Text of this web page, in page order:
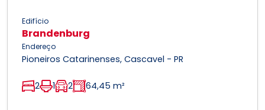
Edifício
Brandenburg
Endereço
Pioneiros Catarinenses, Cascavel - PR
2 1 2 64,45 m²